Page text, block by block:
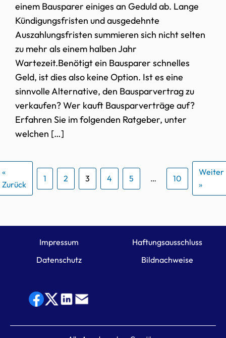
einem Bausparer einiges an Geduld ab. Lange
Kündigungsfristen und ausgedehnte
Auszahlungsfristen summieren sich nicht selten
zu mehr als einem halben Jahr
Wartezeit.Benötigt ein Bausparer schnelles
Geld, ist dies also keine Option. Ist es eine
sinnvolle Alternative, den Bausparvertrag zu
verkaufen? Wer kauft Bausparverträge auf?
Erfahren Sie im folgenden Ratgeber, unter
welchen […]
«
Zurück
1 2 3 4 5 … 10
Weiter
»
Impressum
Datenschutz
Haftungsausschluss
Bildnachweise